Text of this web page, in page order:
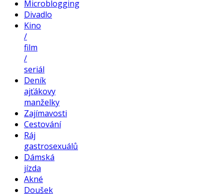
Microblogging
Divadlo
Kino
/
film
/
seriál
Deník
ajťákovy
manželky
Zajímavosti
Cestování
Ráj
gastrosexuálů
Dámská
jízda
Akné
Doušek